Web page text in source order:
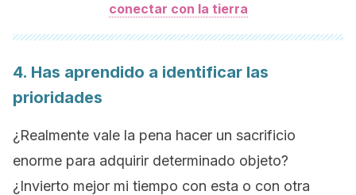
conectar con la tierra
4. Has aprendido a identificar las
prioridades
¿Realmente vale la pena hacer un sacrificio
enorme para adquirir determinado objeto?
¿Invierto mejor mi tiempo con esta o con otra